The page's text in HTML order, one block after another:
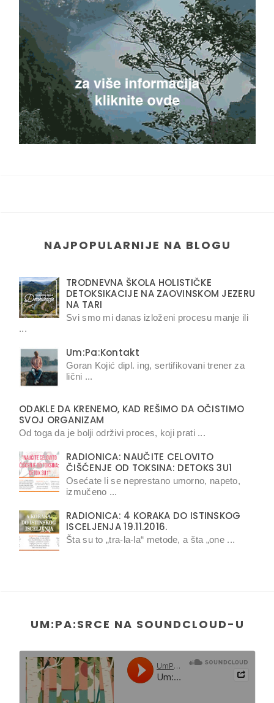
NAJPOPULARNIJE NA BLOGU
TRODNEVNA ŠKOLA HOLISTIČKE
DETOKSIKACIJE NA ZAOVINSKOM JEZERU
NA TARI
Svi smo mi danas izloženi procesu manje ili
...
Um:Pa:Kontakt
Goran Kojić dipl. ing, sertifikovani trener za
lični ...
ODAKLE DA KRENEMO, KAD REŠIMO DA OČISTIMO
SVOJ ORGANIZAM
Od toga da je bolji održivi proces, koji prati ...
RADIONICA: NAUČITE CELOVITO
ČIŠĆENJE OD TOKSINA: DETOKS 3U1
Osećate li se neprestano umorno, napeto,
izmučeno ...
RADIONICA: 4 KORAKA DO ISTINSKOG
ISCELJENJA 19.11.2016.
Šta su to „tra-la-la“ metode, a šta „one ...
UM:PA:SRCE NA SOUNDCLOUD-U